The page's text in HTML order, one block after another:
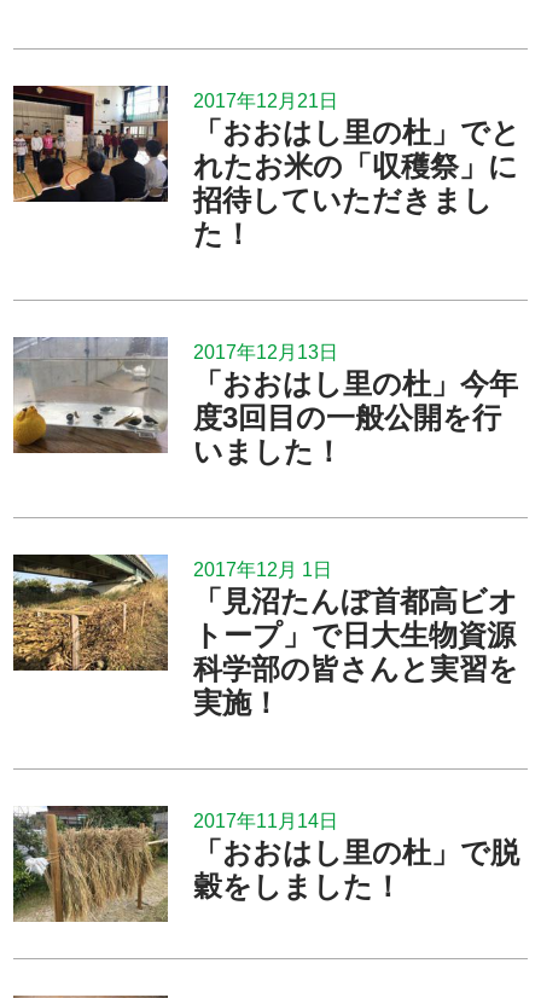
2017年12月21日
「おおはし里の杜」でと
れたお米の「収穫祭」に
招待していただきまし
た！
2017年12月13日
「おおはし里の杜」今年
度3回目の一般公開を行
いました！
2017年12月 1日
「見沼たんぼ首都高ビオ
トープ」で日大生物資源
科学部の皆さんと実習を
実施！
2017年11月14日
「おおはし里の杜」で脱
穀をしました！